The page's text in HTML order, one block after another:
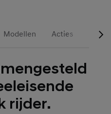
Modellen Acties
rijder.